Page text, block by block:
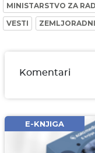
MINISTARSTVO ZA
VESTI
Komentari
Email*
Komentar*
E-KNJIGA